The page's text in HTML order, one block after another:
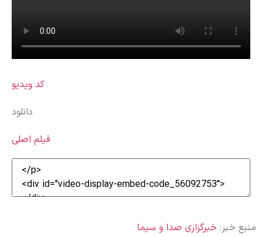
کد ویدیو
دانلود
فیلم اصلی
منبع خبر: خبرگزاری صدا و سیما